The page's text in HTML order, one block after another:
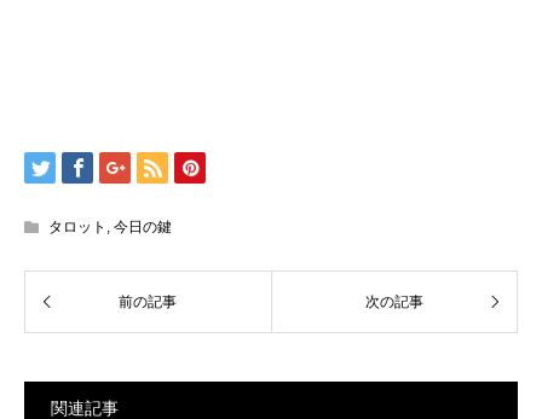
タロット , 今日の鍵
関連記事